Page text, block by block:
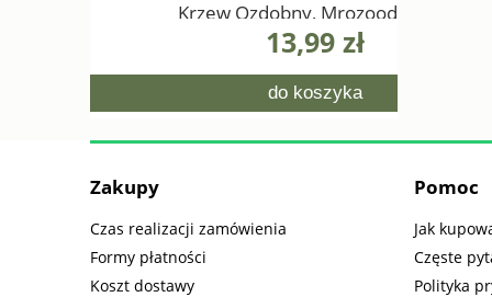
Krzew Ozdobny, Mrozoodporny,
13,99 zł
do koszyka
Zakupy
Czas realizacji zamówienia
Formy płatności
Koszt dostawy
Pomoc
Jak
Częste
Polityka